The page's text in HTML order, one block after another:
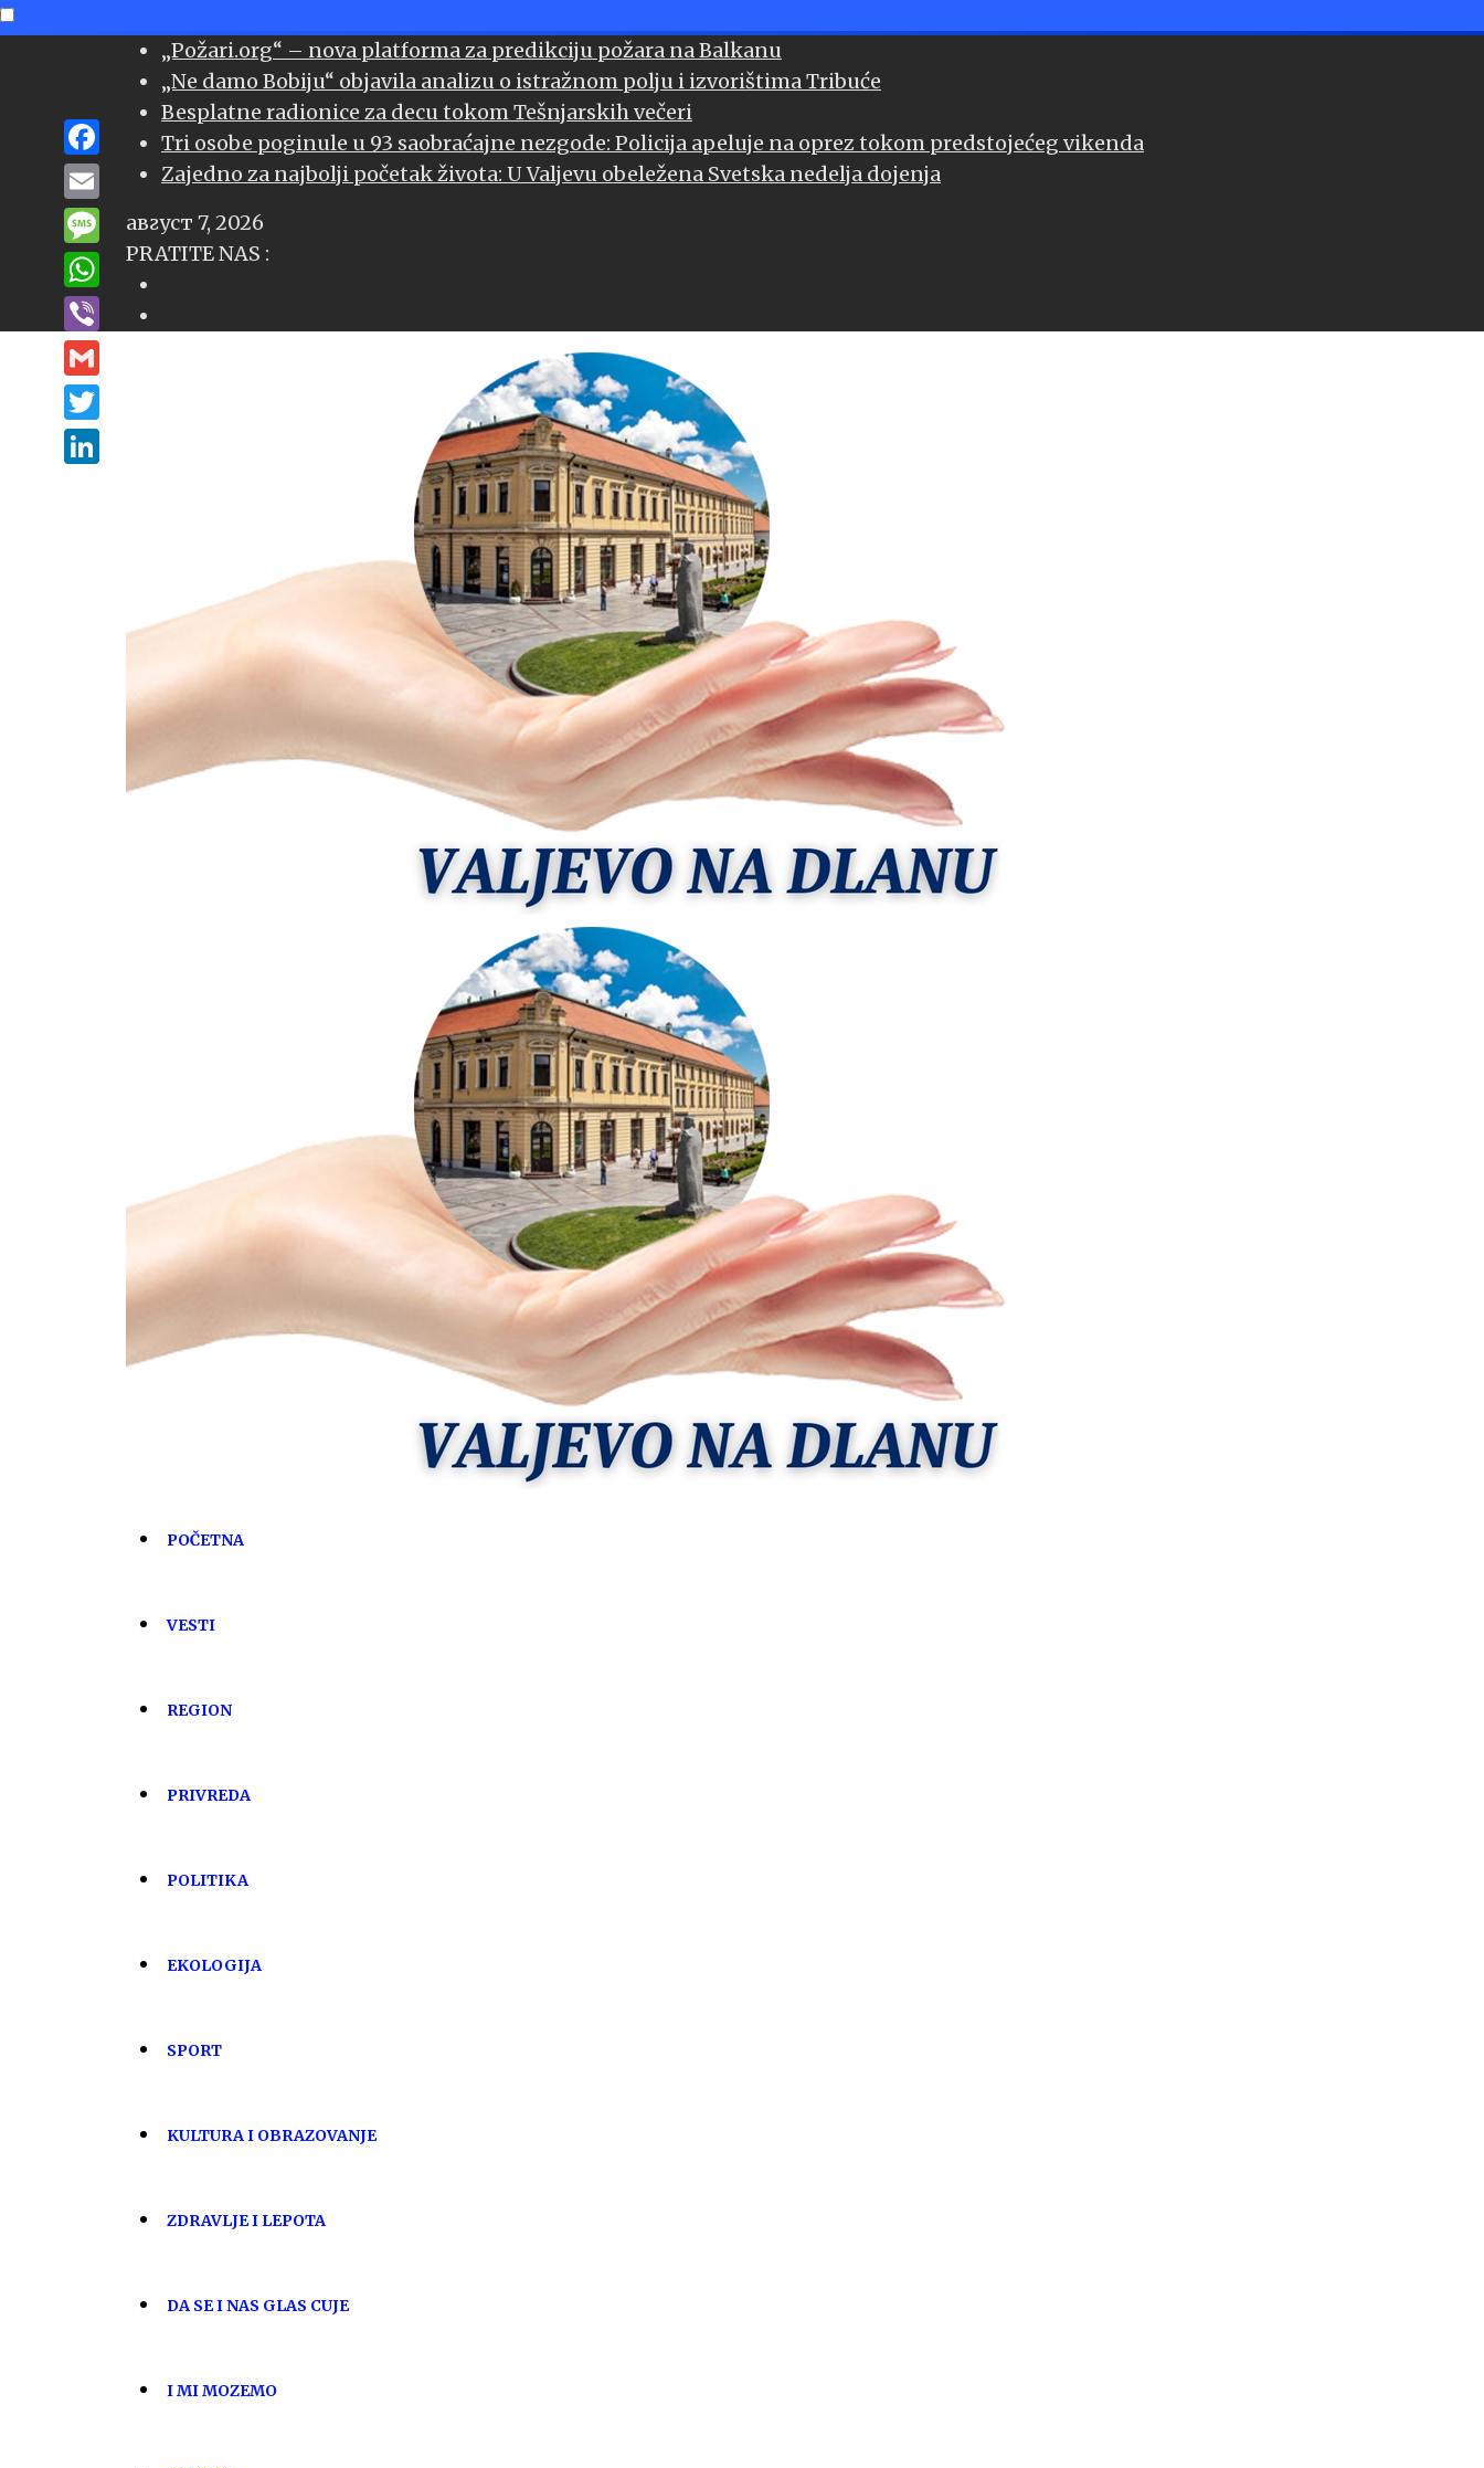
„Požari.org“ – nova platforma za predikciju požara na Balkanu
„Ne damo Bobiju“ objavila analizu o istražnom polju i izvorištima Tribuće
Besplatne radionice za decu tokom Tešnjarskih večeri
Tri osobe poginule u 93 saobraćajne nezgode: Policija apeluje na oprez tokom predstojećeg vikenda
Zajedno za najbolji početak života: U Valjevu obeležena Svetska nedelja dojenja
август 7, 2026
PRATITE NAS :
POČETNA
VESTI
REGION
PRIVREDA
POLITIKA
EKOLOGIJA
SPORT
KULTURA I OBRAZOVANJE
ZDRAVLJE I LEPOTA
DA SE I NAS GLAS CUJE
I MI MOZEMO
Facebook
Email
Message
WhatsApp
Viber
Gmail
Twitter